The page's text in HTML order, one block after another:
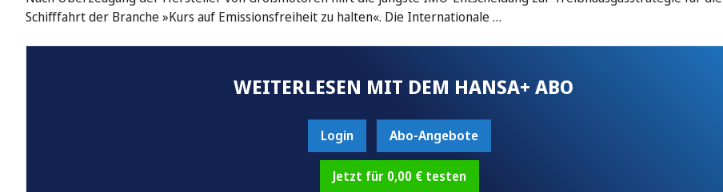
Schifffahrt der Branche »Kurs auf Emissionsfreiheit zu halten«. Die Internationale …
WEITERLESEN MIT DEM HANSA+ ABO
Login Abo-Angebote
Jetzt für 0,00 € testen